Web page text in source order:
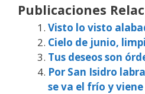
Publicaciones
Visto lo visto
Cielo de junio,
Tus deseos son
Por San Isidro
se va el frío y